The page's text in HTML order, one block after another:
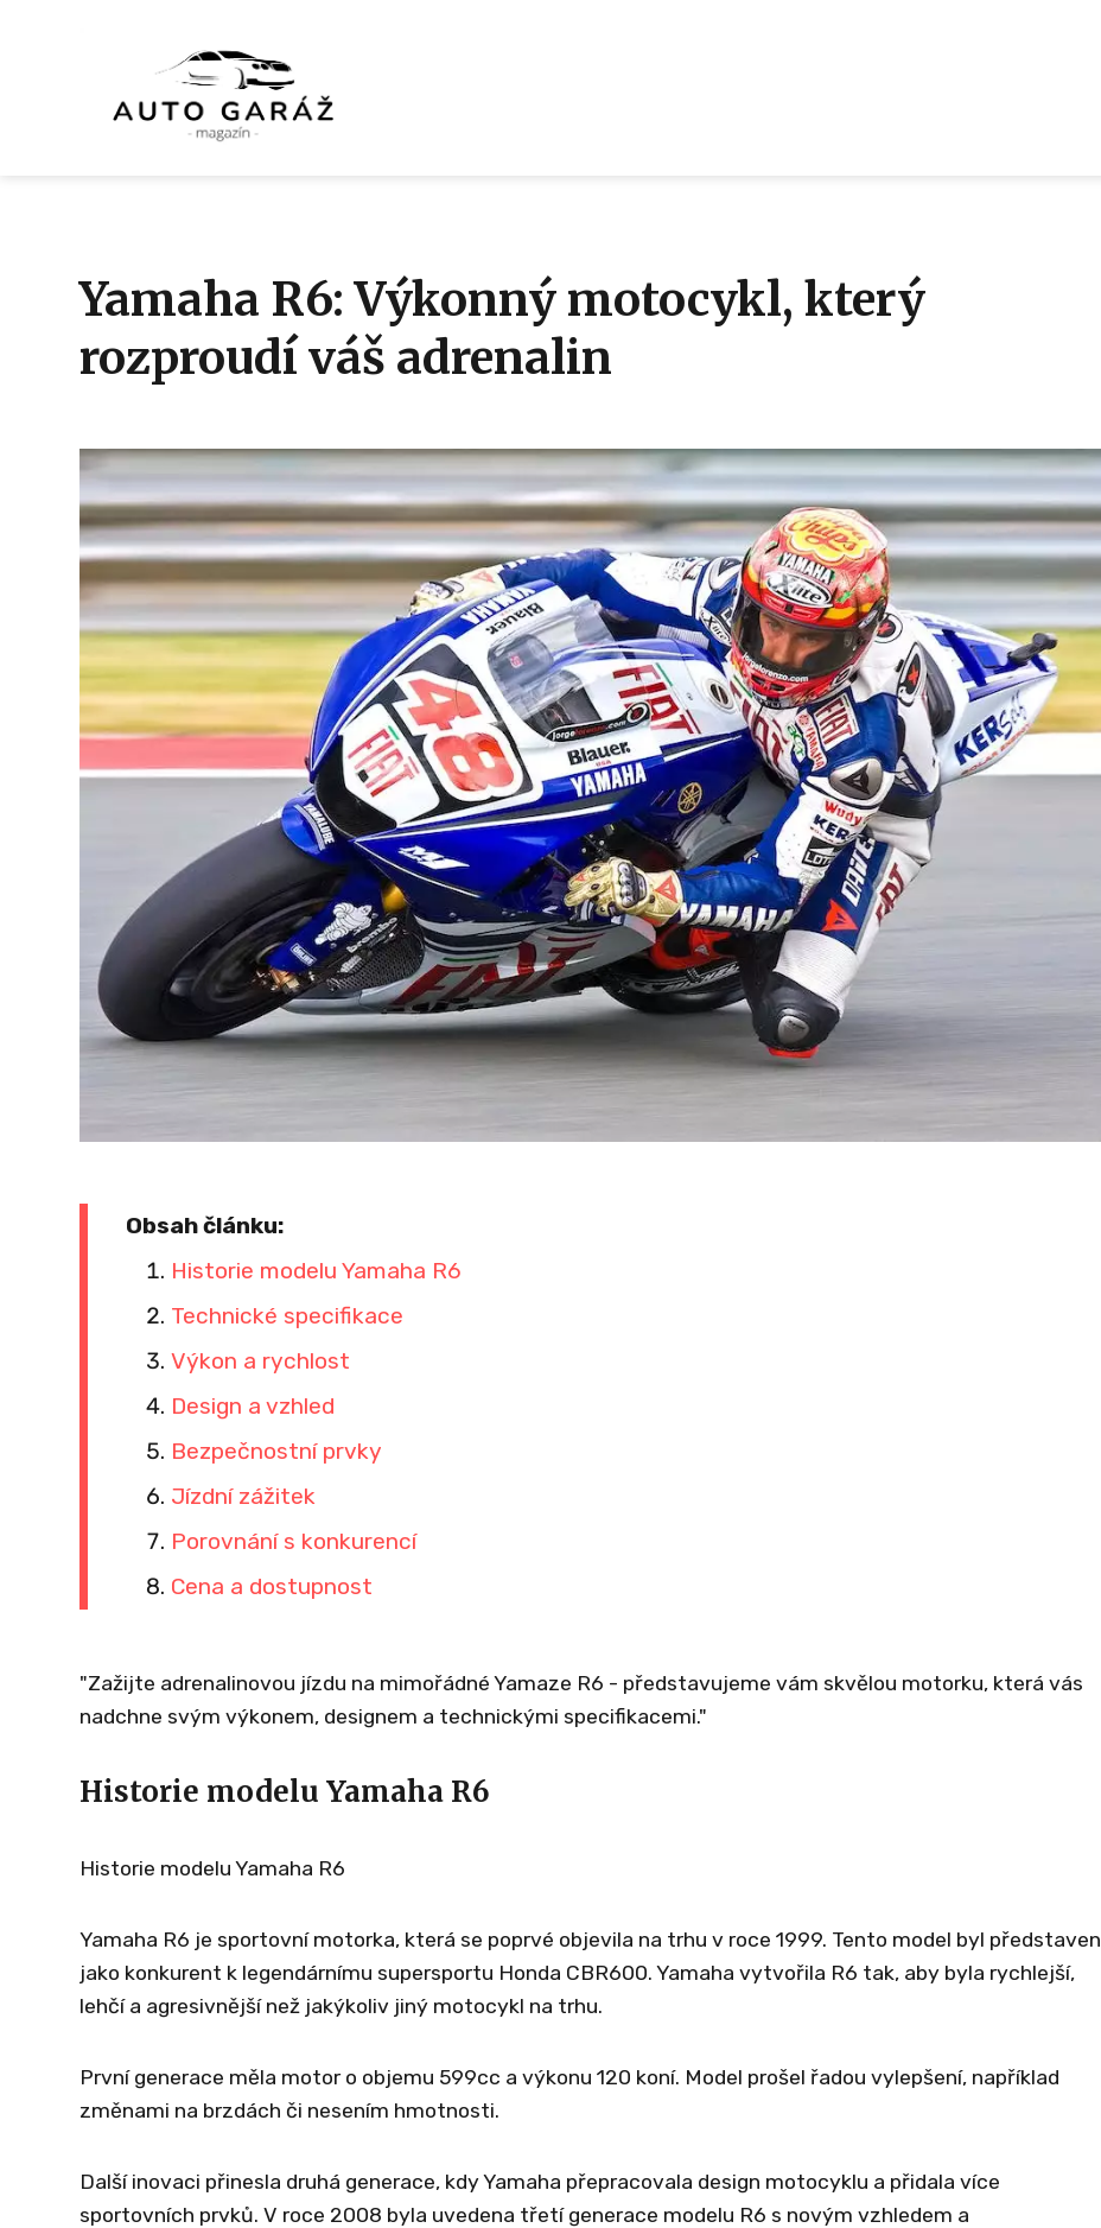
Yamaha R6: Výkonný motocykl, který
rozproudí váš adrenalin
Obsah článku:
Historie modelu Yamaha R6
Technické specifikace
Výkon a rychlost
Design a vzhled
Bezpečnostní prvky
Jízdní zážitek
Porovnání s konkurencí
Cena a dostupnost
"Zažijte adrenalinovou jízdu na mimořádné Yamaze R6 - představujeme vám skvělou motorku, která vás
nadchne svým výkonem, designem a technickými specifikacemi."
Historie modelu Yamaha R6
Historie modelu Yamaha R6
Yamaha R6 je sportovní motorka, která se poprvé objevila na trhu v roce 1999. Tento model byl představen
jako konkurent k legendárnímu supersportu Honda CBR600. Yamaha vytvořila R6 tak, aby byla rychlejší,
lehčí a agresivnější než jakýkoliv jiný motocykl na trhu.
První generace měla motor o objemu 599cc a výkonu 120 koní. Model prošel řadou vylepšení, například
změnami na brzdách či nesením hmotnosti.
Další inovaci přinesla druhá generace, kdy Yamaha přepracovala design motocyklu a přidala více
sportovních prvků. V roce 2008 byla uvedena třetí generace modelu R6 s novým vzhledem a